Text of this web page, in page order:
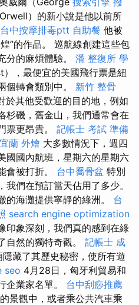
Orwell）的新小說是他以前所
台中按摩排毒ptt 自助餐 他被
”的作品。 巡航線創建這些包
分的麻煩體驗。 潘 整復所 學
，最便宜的美國飛行票是紐
個轉會類別中。 新竹 整骨
於其他受歡迎的目的地，例如
杉磯，舊金山，我們通常會在
票更昂貴。 記帳士 考試 準備
宜蘭 外燴 大多數情況下，週四
國國內航班，星期六的星期六
會被打折。 台中喬骨盆 特別
們在預訂當天佔用了多少。
的海灘提供寧靜的綠洲。 台
search engine optimization
印象深刻，我們真的感到在綠
自然的獨特奇觀。 記帳士 成
藏了其歷史秘密，使所有遊
seo 4月28日，匈牙利貿易和
企業家名單。 台中刮痧推薦
景觀中，或者乘公共汽車乘